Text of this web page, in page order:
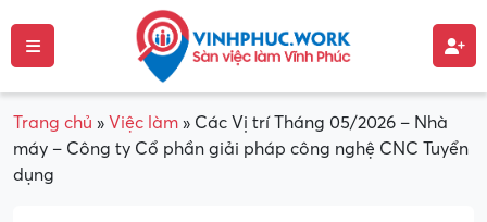
Trang chủ » Việc làm » Các Vị trí Tháng 05/2026 – Nhà
máy – Công ty Cổ phần giải pháp công nghệ CNC Tuyển
dụng